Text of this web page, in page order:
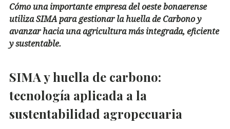
Cómo una importante empresa del oeste bonaerense
utiliza SIMA para gestionar la huella de Carbono y
avanzar hacia una agricultura más integrada, eficiente
y sustentable.
SIMA y huella de carbono:
tecnología aplicada a la
sustentabilidad agropecuaria